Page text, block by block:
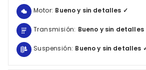
Motor: Bueno y sin detalles ✓
Transmisión: Bueno y sin detalles
Suspensión: Bueno y sin detalles